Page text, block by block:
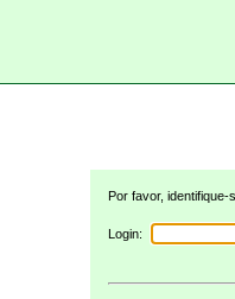
Por favor,
Login: